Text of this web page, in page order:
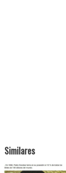
Similares